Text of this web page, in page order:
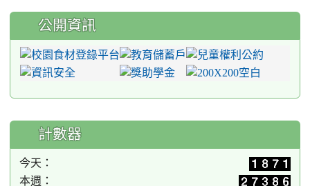
公開資訊
計數器
今天：
本週：